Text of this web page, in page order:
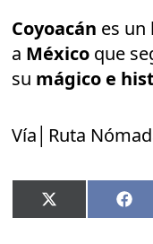
Coyoacán es un
a México que
su mágico e
Vía│Ruta
Compartir
en
X
(Twitter) en